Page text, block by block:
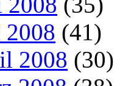
(41)
2008 (30)